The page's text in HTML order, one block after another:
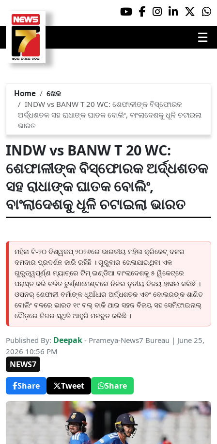
☰
Home
ଖେଳ
INDW vs BANW T 20 WC: ଶେଫାଳୀଙ୍କ ବିସ୍ଫୋରକ
ଅର୍ଦ୍ଧଶତକ ସହ ରାଧାଙ୍କ ଘାତକ ବୋଲିଂ, ବାଂଲାଦେଶକୁ ଧୂଳି ଚଟାଇଲା
ଭାରତ
INDW vs BANW T 20 WC:
ଶେଫାଳୀଙ୍କ ବିସ୍ଫୋରକ ଅର୍ଦ୍ଧଶତକ
ସହ ରାଧାଙ୍କ ଘାତକ ବୋଲିଂ,
ବାଂଲାଦେଶକୁ ଧୂଳି ଚଟାଇଲା ଭାରତ
ମହିଳା ଟି-୨୦ ବିଶ୍ୱକପ୍ ୨୦୨୬ରେ ଭାରତୀୟ ମହିଳା କ୍ରିକେଟ୍ ଦଳର
ଦମଦାର ପ୍ରଦର୍ଶନ ଜାରି ରହିଛି । ଗୁରୁବାର ଖେଳାଯାଇଥିବା ଏକ
ଗୁରୁତ୍ୱପୂର୍ଣ୍ଣ ମ୍ୟାଚ୍ରେ ଟିମ୍ ଇଣ୍ଡିଆ ବାଂଲାଦେଶକୁ ୫ ୱିକେଟ୍ରେ
ପରାସ୍ତ କରି ଚଳିତ ଟୁର୍ଣ୍ଣାମେଣ୍ଟରେ ନିଜର ତୃତୀୟ ବିଜୟ ହାସଲ କରିଛି ।
ଓପନର୍ ଶେଫାଳୀ ବର୍ମାଙ୍କ ଧୂଆଁଧାର ଅର୍ଦ୍ଧଶତକ ଏବଂ ବୋଲରଙ୍କ ଶାଣିତ
ବୋଲିଂ ବଳରେ ଭାରତ ୧୯ ବଲ୍ ବାକି ଥାଇ ସହଜ ବିଜୟ ସହ ସେମିଫାଇନାଲ୍
ଦୌଡ଼ରେ ନିଜର ସ୍ଥିତି ଆହୁରି ମଜବୁତ କରିଛି ।
Published By: Deepak - Prameya-News7 Bureau | June 25,
2026 10:56 PM
NEWS7
Share
Tweet Share